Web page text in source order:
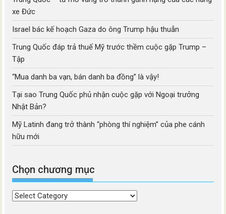
xe Đức
Israel bác kế hoạch Gaza do ông Trump hậu thuẫn
Trung Quốc đáp trả thuế Mỹ trước thềm cuộc gặp Trump –
Tập
“Mua danh ba vạn, bán danh ba đồng” là vậy!
Tại sao Trung Quốc phủ nhận cuộc gặp với Ngoại trưởng
Nhật Bản?
Mỹ Latinh đang trở thành “phòng thí nghiệm” của phe cánh
hữu mới
Chọn chương mục
Chọn